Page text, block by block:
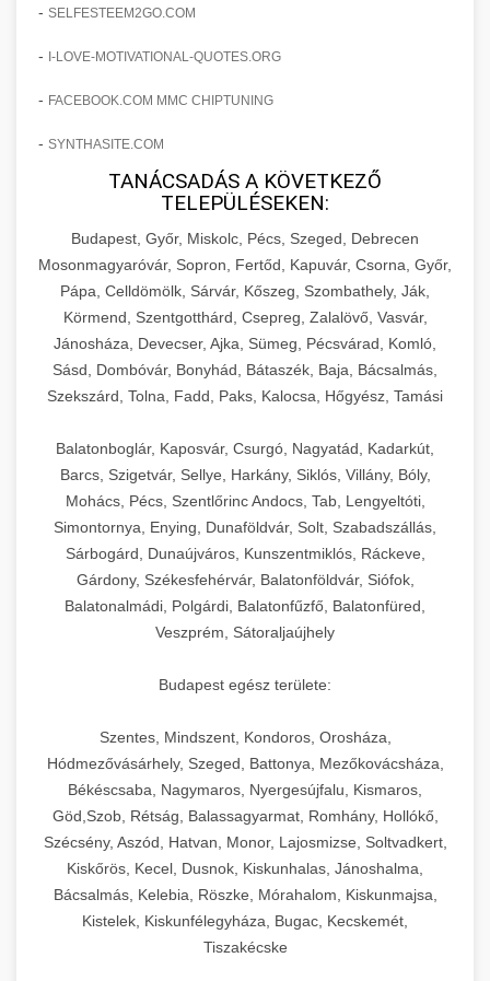
amelyek valós eredményeket hoznak.
szonyegtisztito.net
marketing stratégiai tervrajz
útjáról, bemutatva az utat a küzdő praxistól a
virágzó vállalkozásig 150%-os növekedéssel.
klinika átalakulási történet
Érdeklődés 150%-os Fokozása
Technikák és módszerek a páciensek
érdeklődésének és elkötelezettségének drámai
növeléséhez. Egy 150%-os fellendülési
esettanulmány gyakorlati betekintésekkel.
weboldal-keszites.co
elkötelezettség erősítési módszerek
🎮 19. AI Google Ads és Meta
Kampány Kezelés
Fejlett AI-alapú Google Ads és Meta hirdetési
kampánykezelés. Optimalizálja hirdetési
költségvetését gépi tanulással és
automatizálással.
aikampany.hu AI hirdetési automatizálás
🍞 20. Ipari Dagasztógép +
Professzionális ipari dagasztógépek és
tésztakeverő gépek pékségek és kereskedelmi
konyhák számára. Masszív konstrukció
megbízható teljesítményhez.
chef-iparikonyhagepek.hu
kereskedelmi tésztakeverő
🔪 21. Ipari Szeletelőgép +
Ipari hús- és sajtszeletelő gépek professzionális
élelmiszer-előkészítéshez. Precíziós vágás
állítható vastagság beállítással.
chef-iparikonyhagepek.hu
professzionális élelmiszer szeletelő
📦 22. Vákuumozó Gép +
Kereskedelmi vákuumcsomagoló berendezések
élelmiszerek tartósításához. Hosszabbítsa a
szavatossági időt és tartsa meg a termék
frissességét.
🎁 23. Vákuumfóliázó Gép +
Ipari vákuumfóliázó gépek professzionális
Hatékony lezárási és tartósítási megoldások.
chef-iparikonyhagepek.hu
kereskedelmi csomagoló gép
professzionális konyhák számára. Nagy
kapacitású sütő- és főzőberendezés precíz
hőmérséklet-szabályozással.
chef-iparikonyhagepek.hu
kereskedelmi sütősütő
❄️ 25. Ipari Hűtőszekrény +
Professzionális hűtőegységek és hűtőkamrák
kereskedelmi konyhák számára.
Energiahatékony hűtési megoldások nagy
kapacitással.
chef-iparikonyhagepek.hu
💧 26. Ipari Mosogatógép +
Kereskedelmi mosogatóberendezések nagy
forgalmú éttermi műveletekhez. Gyors tisztítási
ciklusok fertőtlenítési képességekkel.
🧀 27. Ipari Sajtreszelő Gép +
- SELFESTEEM2GO.COM
- I-LOVE-MOTIVATIONAL-QUOTES.ORG
- FACEBOOK.COM MMC CHIPTUNING
- SYNTHASITE.COM
TANÁCSADÁS A KÖVETKEZŐ
TELEPÜLÉSEKEN:
Budapest, Győr, Miskolc, Pécs, Szeged, Debrecen
Mosonmagyaróvár, Sopron, Fertőd, Kapuvár, Csorna, Győr,
Pápa, Celldömölk, Sárvár, Kőszeg, Szombathely, Ják,
Körmend, Szentgotthárd, Csepreg, Zalalövő, Vasvár,
Jánosháza, Devecser, Ajka, Sümeg, Pécsvárad, Komló,
Sásd, Dombóvár, Bonyhád, Bátaszék, Baja, Bácsalmás,
Szekszárd, Tolna, Fadd, Paks, Kalocsa, Hőgyész, Tamási
Balatonboglár, Kaposvár, Csurgó, Nagyatád, Kadarkút,
Barcs, Szigetvár, Sellye, Harkány, Siklós, Villány, Bóly,
Mohács, Pécs, Szentlőrinc Andocs, Tab, Lengyeltóti,
Simontornya, Enying, Dunaföldvár, Solt, Szabadszállás,
Sárbogárd, Dunaújváros, Kunszentmiklós, Ráckeve,
Gárdony, Székesfehérvár, Balatonföldvár, Siófok,
Balatonalmádi, Polgárdi, Balatonfűzfő, Balatonfüred,
Veszprém, Sátoraljaújhely
Budapest egész területe:
Szentes, Mindszent, Kondoros, Orosháza,
Hódmezővásárhely, Szeged, Battonya, Mezőkovácsháza,
Békéscsaba, Nagymaros, Nyergesújfalu, Kismaros,
Göd,Szob, Rétság, Balassagyarmat, Romhány, Hollókő,
Szécsény, Aszód, Hatvan, Monor, Lajosmizse, Soltvadkert,
Kiskőrös, Kecel, Dusnok, Kiskunhalas, Jánoshalma,
Bácsalmás, Kelebia, Röszke, Mórahalom, Kiskunmajsa,
Kistelek, Kiskunfélegyháza, Bugac, Kecskemét,
Tiszakécske